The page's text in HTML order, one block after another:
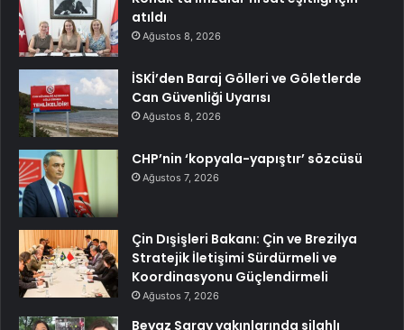
atıldı
Ağustos 8, 2026
İSKİ’den Baraj Gölleri ve Göletlerde
Can Güvenliği Uyarısı
Ağustos 8, 2026
CHP’nin ‘kopyala-yapıştır’ sözcüsü
Ağustos 7, 2026
Çin Dışişleri Bakanı: Çin ve Brezilya
Stratejik İletişimi Sürdürmeli ve
Koordinasyonu Güçlendirmeli
Ağustos 7, 2026
Beyaz Saray yakınlarında silahlı